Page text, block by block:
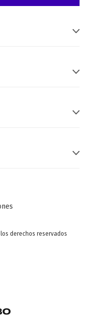
los derechos reservados